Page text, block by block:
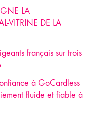
LA
VITRINE DE LA
français sur trois
à GoCardless
fluide et fiable à